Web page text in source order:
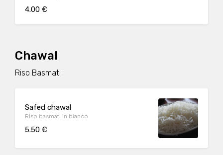
4.00 €
Chawal
Riso Basmati
Safed chawal
Riso basmati in bianco
5.50 €